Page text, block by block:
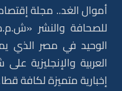
أموال الغد.. مجلة
للصحافة والنشر
الوحيد في مصر الذي
العربية والإنجليزية
إخبارية متميزة لكافة